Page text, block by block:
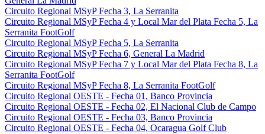
Circuito Regional MSyP Fecha 3, La Serranita
Circuito Regional MSyP Fecha 4 y Local Mar del Plata Fecha 5, La
Serranita FootGolf
Circuito Regional MSyP Fecha 5, La Serranita
Circuito Regional MSyP Fecha 6, General La Madrid
Circuito Regional MSyP Fecha 7 y Local Mar del Plata Fecha 8, La
Serranita FootGolf
Circuito Regional MSyP Fecha 8, La Serranita FootGolf
Circuito Regional OESTE - Fecha 01, Banco Provincia
Circuito Regional OESTE - Fecha 02, El Nacional Club de Campo
Circuito Regional OESTE - Fecha 03, Banco Provincia
Circuito Regional OESTE - Fecha 04, Ocaragua Golf Club